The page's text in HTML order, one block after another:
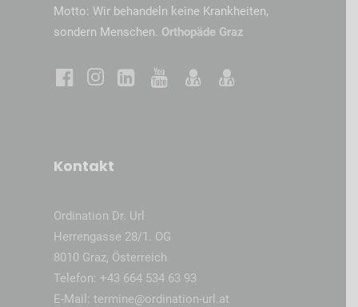
Motto: Wir behandeln keine Krankheiten,
sondern Menschen. Orthopäde Graz
Kontakt
Ordination Dr. Url
Herrengasse 28/1. OG
8010 Graz, Österreich
Telefon: +43 664 534 63 93
E-Mail: termine@ordination-url.at